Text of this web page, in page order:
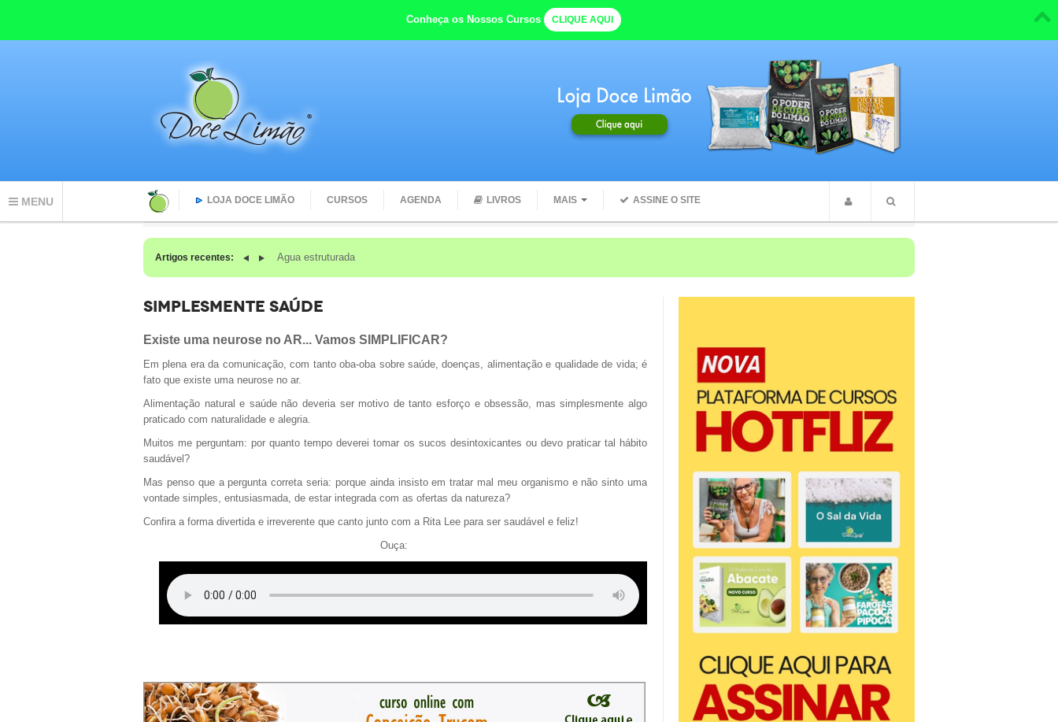
MENU LOJA DOCE LIMÃO CURSOS AGENDA LIVROS MAIS ASSINE O SITE
Artigos recentes: Agua estruturada
SIMPLESMENTE SAÚDE
Existe uma neurose no AR... Vamos SIMPLIFICAR?
Em plena era da comunicação, com tanto oba-oba sobre saúde, doenças, alimentação e qualidade de vida; é
fato que existe uma neurose no ar.
Alimentação natural e saúde não deveria ser motivo de tanto esforço e obsessão, mas simplesmente algo
praticado com naturalidade e alegria.
Muitos me perguntam: por quanto tempo deverei tomar os sucos desintoxicantes ou devo praticar tal hábito
saudável?
Mas penso que a pergunta correta seria: porque ainda insisto em tratar mal meu organismo e não sinto uma
vontade simples, entusiasmada, de estar integrada com as ofertas da natureza?
Confira a forma divertida e irreverente que canto junto com a Rita Lee para ser saudável e feliz!
Ouça:
Conheça os Nossos Cursos CLIQUE AQUI